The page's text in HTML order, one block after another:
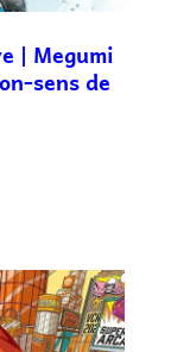
| Megumi
sens de